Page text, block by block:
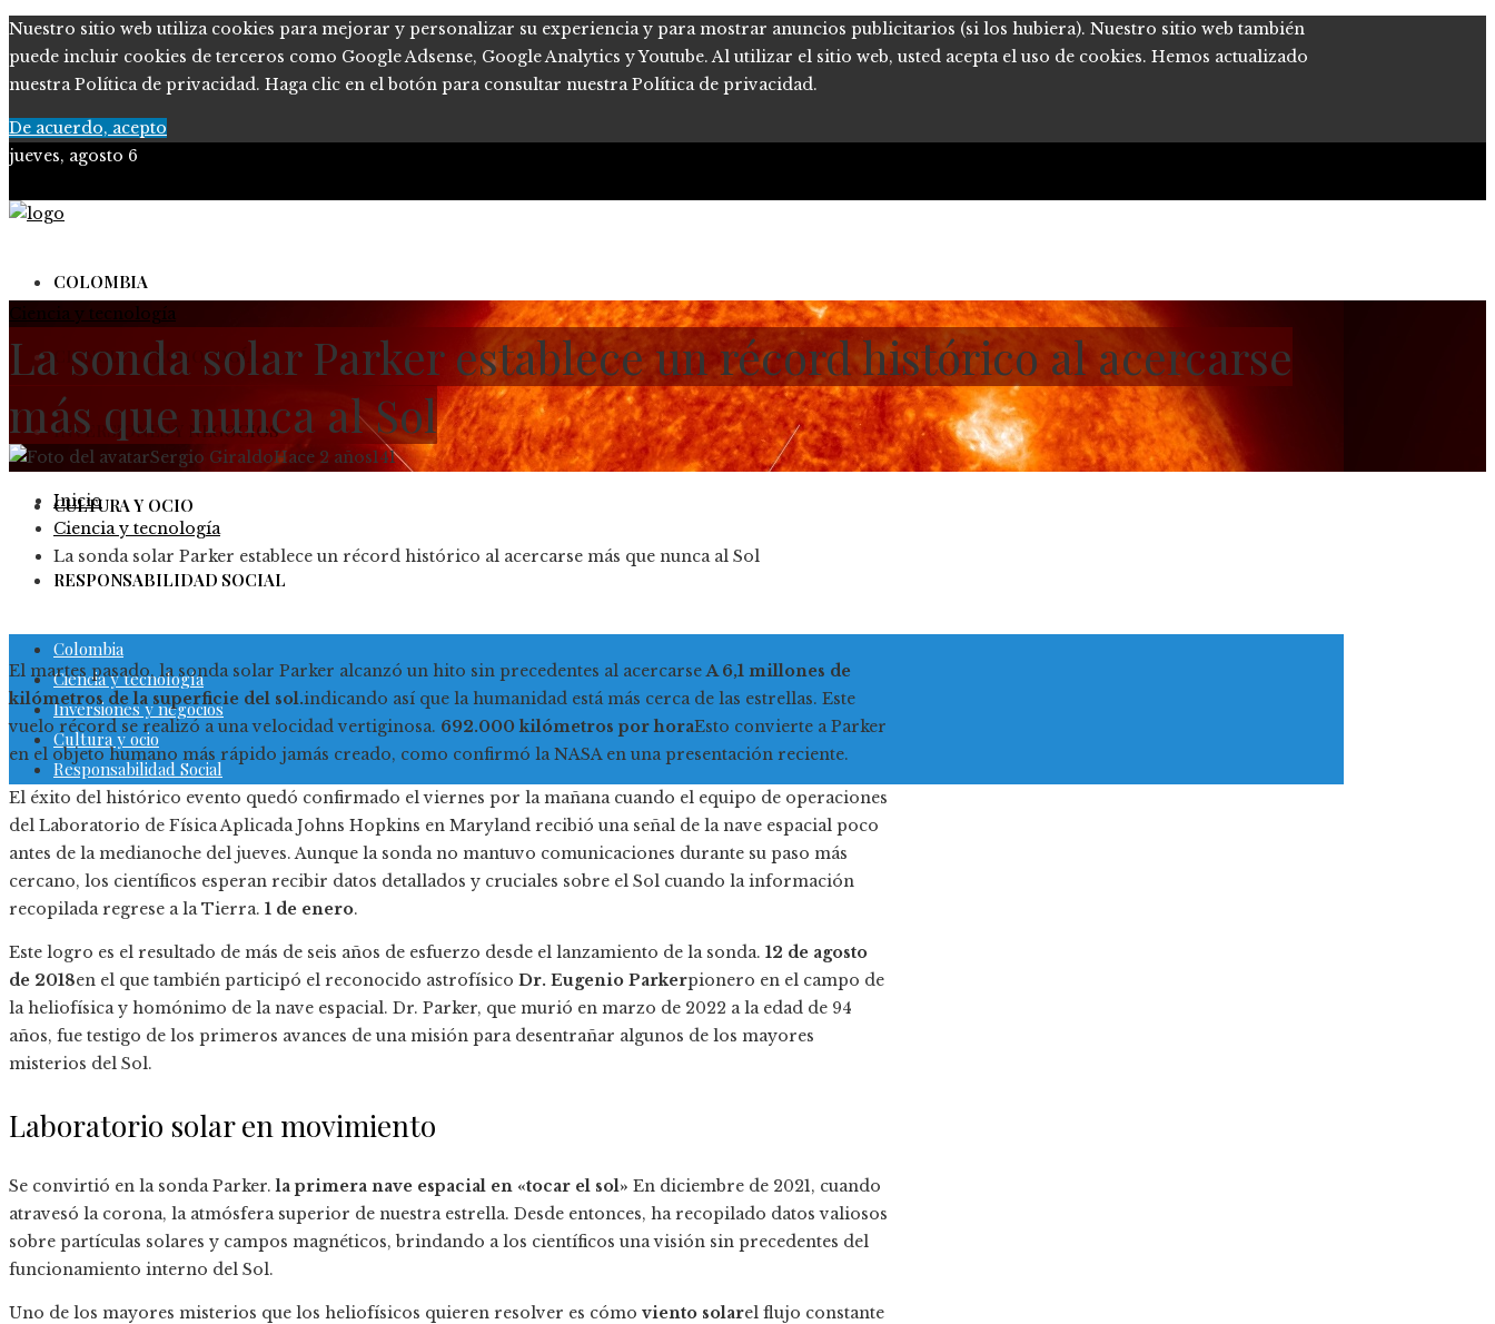
Nuestro sitio web utiliza cookies para mejorar y personalizar su experiencia y para mostrar anuncios publicitarios (si los hubiera). Nuestro sitio web también
puede incluir cookies de terceros como Google Adsense, Google Analytics y Youtube. Al utilizar el sitio web, usted acepta el uso de cookies. Hemos actualizado
nuestra Política de privacidad. Haga clic en el botón para consultar nuestra Política de privacidad.
De acuerdo, acepto
jueves, agosto 6
COLOMBIA
CIENCIA Y TECNOLOGÍA
INVERSIONES Y NEGOCIOS
CULTURA Y OCIO
RESPONSABILIDAD SOCIAL
Colombia
Ciencia y tecnología
Inversiones y negocios
Cultura y ocio
Responsabilidad Social
Ciencia y tecnología
La sonda solar Parker establece un récord histórico al acercarse
más que nunca al Sol
Sergio GiraldoHace 2 años141
Inicio
Ciencia y tecnología
La sonda solar Parker establece un récord histórico al acercarse más que nunca al Sol
El martes pasado, la sonda solar Parker alcanzó un hito sin precedentes al acercarseA 6,1 millones de
kilómetros de la superficie del sol.indicando así que la humanidad está más cerca de las estrellas. Este
vuelo récord se realizó a una velocidad vertiginosa. 692.000 kilómetros por horaEsto convierte a Parker
en el objeto humano más rápido jamás creado, como confirmó la NASA en una presentación reciente.
El éxito del histórico evento quedó confirmado el viernes por la mañana cuando el equipo de operaciones
del Laboratorio de Física Aplicada Johns Hopkins en Maryland recibió una señal de la nave espacial poco
antes de la medianoche del jueves. Aunque la sonda no mantuvo comunicaciones durante su paso más
cercano, los científicos esperan recibir datos detallados y cruciales sobre el Sol cuando la información
recopilada regrese a la Tierra. 1 de enero.
Este logro es el resultado de más de seis años de esfuerzo desde el lanzamiento de la sonda. 12 de agosto
de 2018en el que también participó el reconocido astrofísico Dr. Eugenio Parkerpionero en el campo de
la heliofísica y homónimo de la nave espacial. Dr. Parker, que murió en marzo de 2022 a la edad de 94
años, fue testigo de los primeros avances de una misión para desentrañar algunos de los mayores
misterios del Sol.
Laboratorio solar en movimiento
Se convirtió en la sonda Parker.la primera nave espacial en «tocar el sol» En diciembre de 2021, cuando
atravesó la corona, la atmósfera superior de nuestra estrella. Desde entonces, ha recopilado datos valiosos
sobre partículas solares y campos magnéticos, brindando a los científicos una visión sin precedentes del
funcionamiento interno del Sol.
Uno de los mayores misterios que los heliofísicos quieren resolver es cómo viento solarel flujo constante